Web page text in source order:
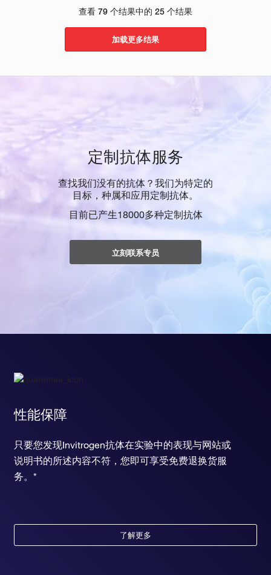
查看 79 个结果中的 25 个结果
加载更多结果
定制抗体服务
查找我们没有的抗体？我们为特定的
目标，种属和应用定制抗体。
目前已产生18000多种定制抗体
立刻联系专员
性能保障
只要您发现Invitrogen抗体在实验中的表现与网站或
说明书的所述内容不符，您即可享受免费退换货服
务。*
了解更多